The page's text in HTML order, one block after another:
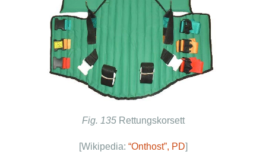
Fig. 135 Rettungskorsett
[Wikipedia: “Onthost”, PD]